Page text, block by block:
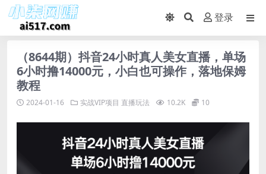
登录
（8644期）抖音24小时真人美女直播，单场
6小时撸14000元，小白也可操作，落地保姆
教程
2024-01-16 实战VIP项目 直播玩法 10.2K 10